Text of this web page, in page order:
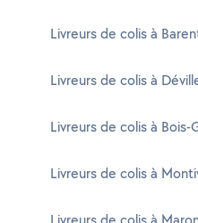
Livreurs de colis à
Livreurs de colis à
Livreurs de colis à Bois-
Livreurs de colis à